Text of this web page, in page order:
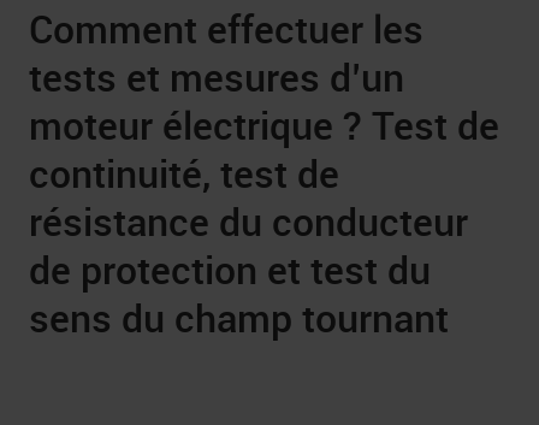
Comment effectuer les
tests et mesures d’un
moteur électrique ? Test de
continuité, test de
résistance du conducteur
de protection et test du
sens du champ tournant